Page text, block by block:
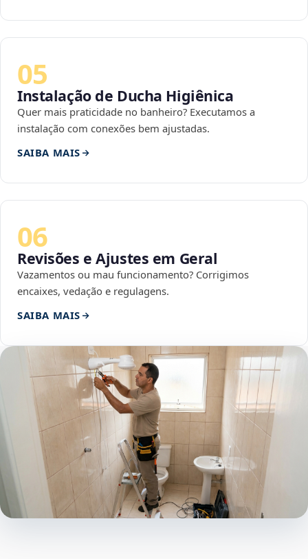
05
Instalação de Ducha Higiênica
Quer mais praticidade no banheiro? Executamos a
instalação com conexões bem ajustadas.
SAIBA MAIS
06
Revisões e Ajustes em Geral
Vazamentos ou mau funcionamento? Corrigimos
encaixes, vedação e regulagens.
SAIBA MAIS